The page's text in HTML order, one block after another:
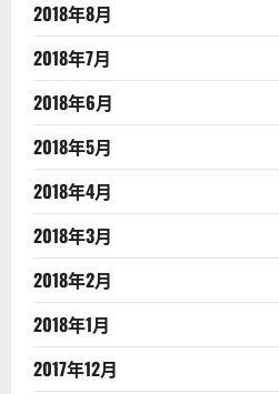
2018年8月
2018年7月
2018年6月
2018年5月
2018年4月
2018年3月
2018年2月
2018年1月
2017年12月